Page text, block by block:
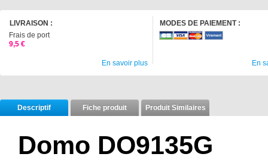
LIVRAISON :
Frais de port
9,5 €
En savoir plus
MODES DE PAIEMENT :
En
Descriptif Fiche produit Produit Similaires
Domo DO9135G